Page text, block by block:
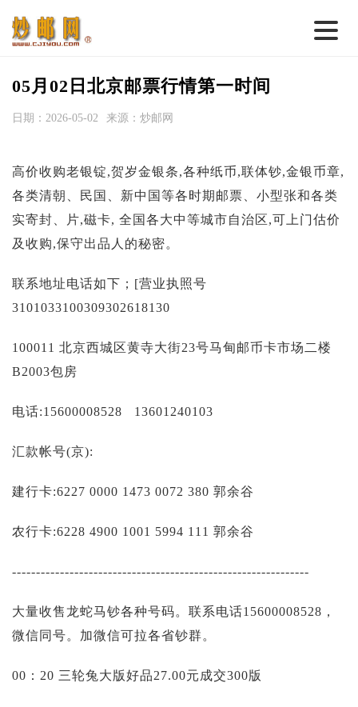
首 页
名家综述
热点话题
邮币卡苑
05月02日北京邮票行情第一时间
日期：2026-05-02 来源：炒邮网
高价收购老银锭,贺岁金银条,各种纸币,联体钞,金银币章,
各类清朝、民国、新中国等各时期邮票、小型张和各类
实寄封、片,磁卡, 全国各大中等城市自治区,可上门估价
及收购,保守出品人的秘密。
联系地址电话如下；[营业执照号
3101033100309302618130
100011 北京西城区黄寺大街23号马甸邮币卡市场二楼
B2003包房
电话:15600008528 13601240103
汇款帐号(京):
建行卡:6227 0000 1473 0072 380 郭余谷
农行卡:6228 4900 1001 5994 111 郭余谷
--------------------------------------------------------------
大量收售龙蛇马钞各种号码。联系电话15600008528，
微信同号。加微信可拉各省钞群。
00：20 三轮兔大版好品27.00元成交300版